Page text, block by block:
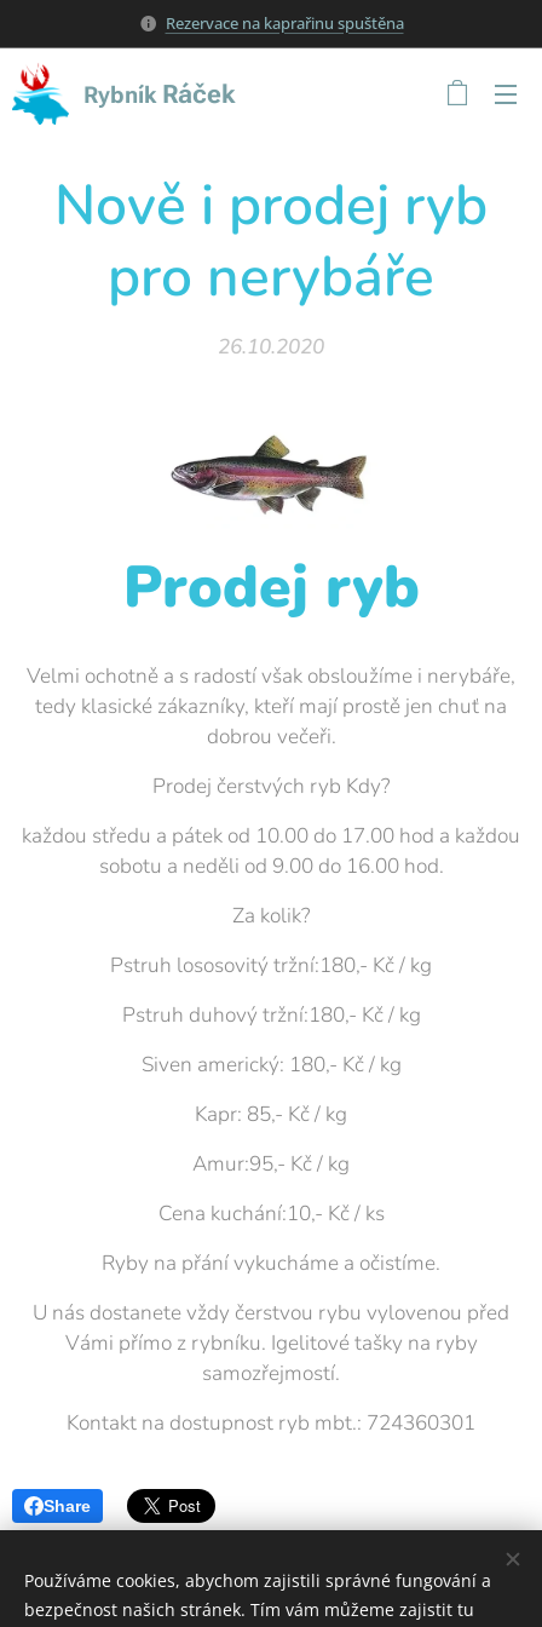
Rezervace na kaprařinu spuštěna
Rybník Ráček
Nově i prodej ryb
pro nerybáře
26.10.2020
Prodej ryb
Velmi ochotně a s radostí však obsloužíme i nerybáře,
tedy klasické zákazníky, kteří mají prostě jen chuť na
dobrou večeři.
Prodej čerstvých ryb Kdy?
každou středu a pátek od 10.00 do 17.00 hod a každou
sobotu a neděli od 9.00 do 16.00 hod.
Za kolik?
Pstruh lososovitý tržní:180,- Kč / kg
Pstruh duhový tržní:180,- Kč / kg
Siven americký: 180,- Kč / kg
Kapr: 85,- Kč / kg
Amur:95,- Kč / kg
Cena kuchání:10,- Kč / ks
Ryby na přání vykucháme a očistíme.
U nás dostanete vždy čerstvou rybu vylovenou před
Vámi přímo z rybníku. Igelitové tašky na ryby
samozřejmostí.
Kontakt na dostupnost ryb mbt.: 724360301
Share
Používáme cookies, abychom zajistili správné fungování a
bezpečnost našich stránek. Tím vám můžeme zajistit tu